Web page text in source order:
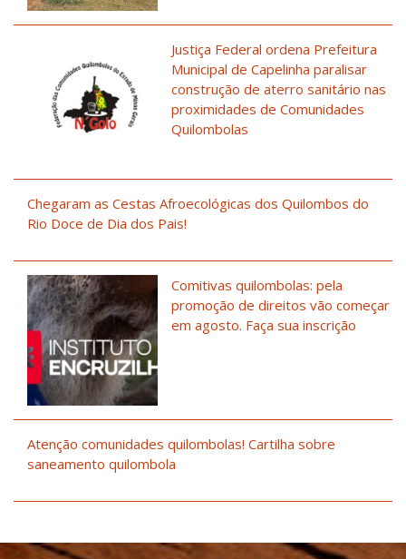
Justiça Federal ordena Prefeitura
Municipal de Capelinha paralisar
construção de aterro sanitário nas
proximidades de Comunidades
Quilombolas
Chegaram as Cestas Afroecológicas dos Quilombos do
Rio Doce de Dia dos Pais!
Comitivas quilombolas: pela
promoção de direitos vão começar
em agosto. Faça sua inscrição
Atenção comunidades quilombolas! Cartilha sobre
saneamento quilombola